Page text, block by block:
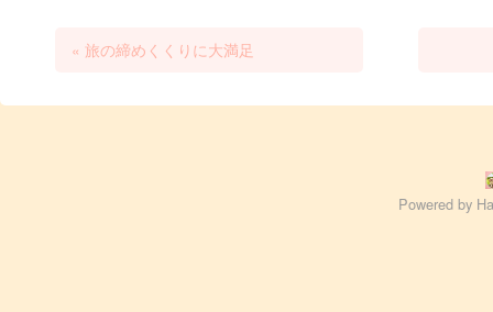
« 旅の締めくくりに大満足
Powered by